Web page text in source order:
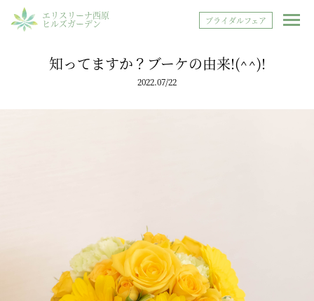
エリスリーナ西原
ヒルズガーデン ブライダルフェア
知ってますか？ブーケの由来!(^^)!
2022.07/22